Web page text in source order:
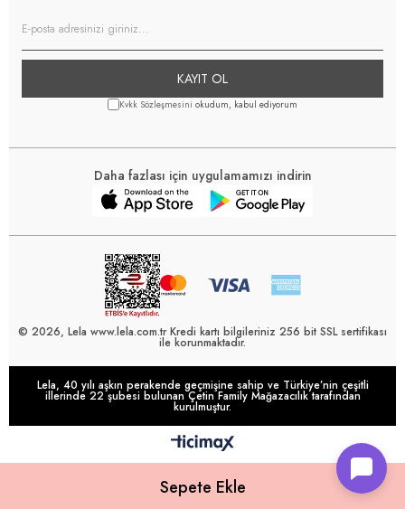
KAYIT OL
Kvkk Sözleşmesini okudum, kabul ediyorum
Daha fazlası için uygulamamızı indirin
© 2026, Lela www.lela.com.tr Kredi kartı bilgileriniz 256 bit SSL sertifikası
ile korunmaktadır.
Lela, 40 yılı aşkın perakende geçmişine sahip ve Türkiye’nin çeşitli
illerinde 22 şubesi bulunan Çetin Family Mağazacılık tarafından
kurulmuştur.